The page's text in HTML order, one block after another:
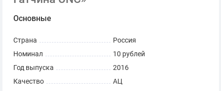
Основные
Страна
Россия
Номинал
10 рублей
Год выпуска
2016
Качество
АЦ